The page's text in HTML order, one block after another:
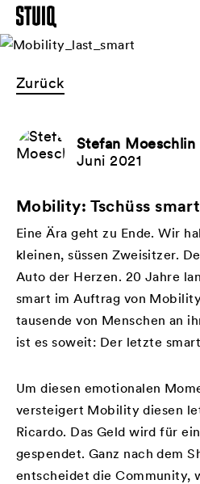
Zurück
Mobility: Tschüss
Stefan Moeschlin
Juni 2021
Eine Ära geht zu Ende. Wir
kleinen, süssen Zweisitzer.
Auto der Herzen. 20 Jahre
smart im Auftrag von
tausende von Menschen an
ist es soweit: Der letzte
Um diesen emotionalen
versteigert Mobility diesen
Ricardo. Das Geld wird für
gespendet. Ganz nach dem
entscheidet die Community,